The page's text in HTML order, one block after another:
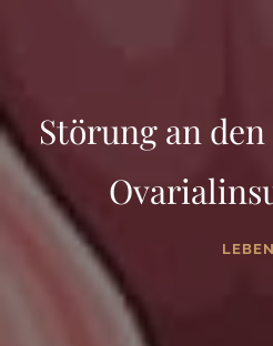
Störung an
LEBEN